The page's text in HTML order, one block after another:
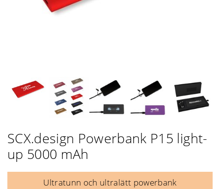
SCX.design Powerbank P15 light-
up 5000 mAh
Ultratunn och ultralätt powerbank